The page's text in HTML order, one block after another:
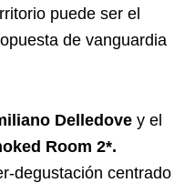
puede ser el
de vanguardia
Delledove y el
Room 2*.
degustación centrado